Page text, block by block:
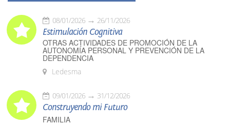
08/01/2026 26/11/2026
Estimulación Cognitiva
OTRAS ACTIVIDADES DE PROMOCIÓN DE LA
AUTONOMÍA PERSONAL Y PREVENCIÓN DE LA
DEPENDENCIA
Ledesma
09/01/2026 31/12/2026
Construyendo mi Futuro
FAMILIA